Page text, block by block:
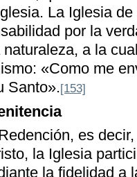
La Iglesia
por la
a la
«Como me
Santo».[153]
es
la Iglesia
la fidelidad a